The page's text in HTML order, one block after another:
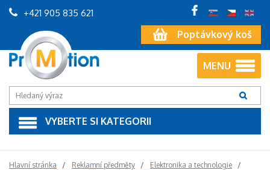
Poptávkový koš
+421 905 835 621
MENU
VYBERTE SI KATEGORII
Hlavní stránka Reklamní předměty
Elektronika a technologie